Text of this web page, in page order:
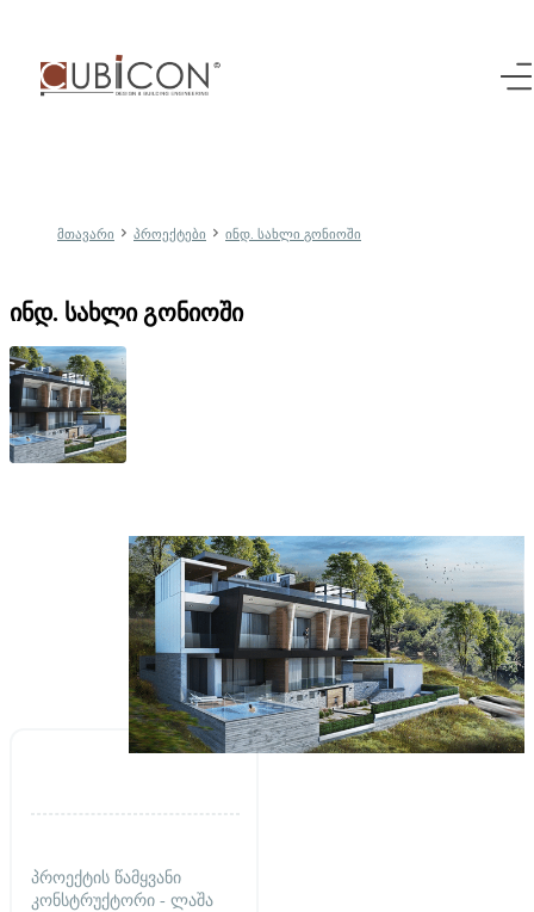
მთავარი პროექტები ინდ. სახლი გონიოში
ინდ. სახლი გონიოში
პროექტის წამყვანი
კონსტრუქტორი - ლაშა